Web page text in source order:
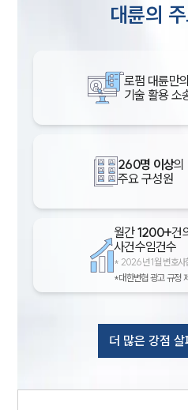
인재채
만화로 보
대륜의
로펌 대륜만의
기술 활용 소
260명 이상의
주요 구성원
월간1200+건
사건수임건수
* 2026년 1월 변호사
*대한변협 광고 규정
더 많은 강점 살